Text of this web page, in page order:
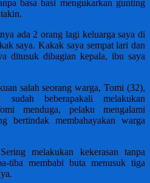
basa basi mengukarkan gunting
ada 2 orang lagi keluarga saya di
saya. Kakak saya sempat lari dan
ditusuk dibagian kepala, ibu saya
salah seorang warga, Tomi (32),
sudah beberapakali melakukan
menduga, pelaku mengalami
bertindak membahayakan warga
melakukan kekerasan tanpa
tiba membabi buta menusuk tiga